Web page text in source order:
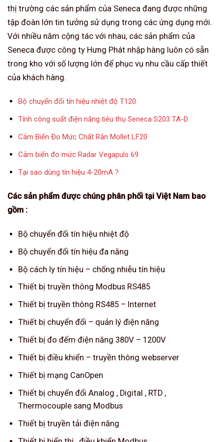
thị trường các sản phẩm của Seneca đang được những
tập đoàn lớn tin tưởng sử dụng trong các ứng dụng mới.
Với nhiều năm cộng tác với nhau, các sản phẩm của
Seneca được công ty Hưng Phát nhập hàng luôn có sẵn
trong kho với số lượng lớn để phục vụ nhu cầu cấp thiết
của khách hàng.
Bộ chuyển đổi tín hiệu nhiệt độ T120
Tính công suất điện năng tiêu thụ Seneca S203 TA-D
Cảm Biến Đo Mức Chất Rắn Mollet LF20
Cảm biến đo mức Radar Vegapuls 69
Tại sao dùng tín hiệu 4-20mA ?
Các sản phẩm được chúng phân phối tại Việt Nam bao
gồm :
Bộ chuyển đổi tín hiệu nhiệt độ
Bộ chuyển đổi tín hiệu đa năng
Bộ cách ly tín hiệu – chống nhiễu tín hiệu
Thiết bị truyền thông Modbus RS485
Thiết bị truyền thông RS485 – Internet
Thiết bị chuyển đổi – quản lý điện năng
Thiết bị đo đếm điện năng 380V – 1200V
Thiết bị điều khiển – truyền thông webserver
Thiết bị mạng CanOpen
Thiết bị chuyển đổi Analog , Digital , RTD ,
Thermocouple sang Modbus
Thiết bị truyền tải điện năng